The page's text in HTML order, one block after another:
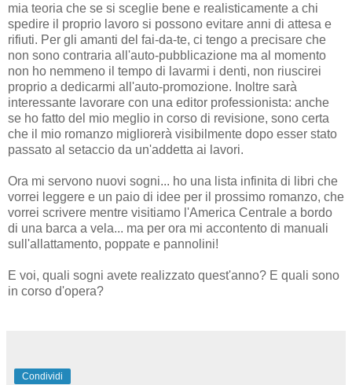
mia teoria che se si sceglie bene e realisticamente a chi
spedire il proprio lavoro si possono evitare anni di attesa e
rifiuti. Per gli amanti del fai-da-te, ci tengo a precisare che
non sono contraria all'auto-pubblicazione ma al momento
non ho nemmeno il tempo di lavarmi i denti, non riuscirei
proprio a dedicarmi all'auto-promozione. Inoltre sarà
interessante lavorare con una editor professionista: anche
se ho fatto del mio meglio in corso di revisione, sono certa
che il mio romanzo migliorerà visibilmente dopo esser stato
passato al setaccio da un'addetta ai lavori.
Ora mi servono nuovi sogni... ho una lista infinita di libri che
vorrei leggere e un paio di idee per il prossimo romanzo, che
vorrei scrivere mentre visitiamo l'America Centrale a bordo
di una barca a vela... ma per ora mi accontento di manuali
sull'allattamento, poppate e pannolini!
E voi, quali sogni avete realizzato quest'anno? E quali sono
in corso d'opera?
Condividi